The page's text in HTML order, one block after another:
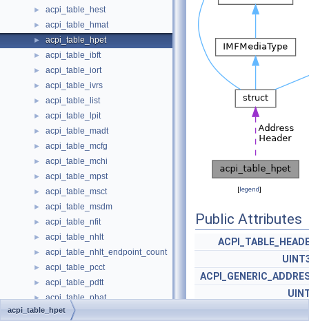
► acpi_table_hest
► acpi_table_hmat
► acpi_table_hpet
► acpi_table_ibft
► acpi_table_iort
► acpi_table_ivrs
► acpi_table_list
► acpi_table_lpit
► acpi_table_madt
► acpi_table_mcfg
► acpi_table_mchi
► acpi_table_mpst
► acpi_table_msct
► acpi_table_msdm
► acpi_table_nfit
► acpi_table_nhlt
► acpi_table_nhlt_endpoint_count
► acpi_table_pcct
► acpi_table_pdtt
► acpi_table_phat
► acpi_table_pmtt
[legend]
Public Attributes
acpi_table_hpet